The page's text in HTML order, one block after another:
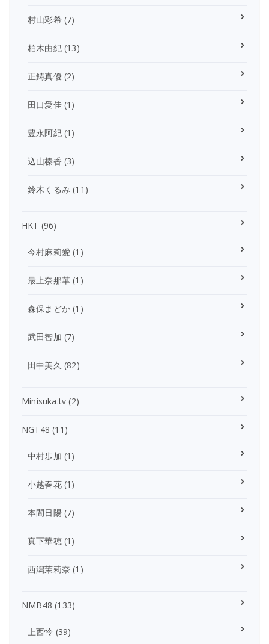
村山彩希(7)
柏木由紀(13)
正鋳真優(2)
田口愛佳(1)
豊永阿紀(1)
込山榛香 (3)
鈴木くるみ (11)
HKT (96)
今村麻莉愛 (1)
最上奈那華 (1)
森保まどか (1)
武田智加 (7)
田中美久 (82)
Minisuka.tv (2)
NGT48 (11)
中村歩加 (1)
小越春花(1)
本間日陽(7)
真下華穂(1)
西潟茉莉奈 (1)
NMB48 (133)
上西怜 (39)